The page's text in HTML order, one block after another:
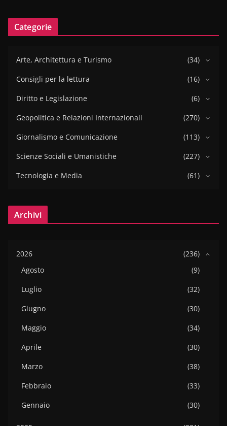
Categorie
Arte, Architettura e Turismo
(34)
Consigli per la lettura
(16)
Diritto e Legislazione
(6)
Geopolitica e Relazioni Internazionali
(270)
Giornalismo e Comunicazione
(113)
Scienze Sociali e Umanistiche
(227)
Tecnologia e Media
(61)
Archivi
2026
(236)
Agosto
(9)
Luglio
(32)
Giugno
(30)
Maggio
(34)
Aprile
(30)
Marzo
(38)
Febbraio
(33)
Gennaio
(30)